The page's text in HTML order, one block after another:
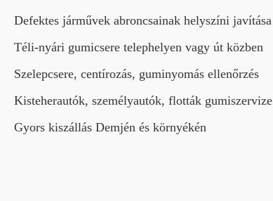
Defektes járművek abroncsainak helyszíni javítása
Téli-nyári gumicsere telephelyen vagy út közben
Szelepcsere, centírozás, guminyomás ellenőrzés
Kisteherautók, személyautók, flották gumiszervize
Gyors kiszállás Demjén és környékén